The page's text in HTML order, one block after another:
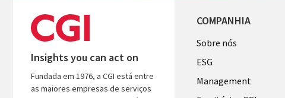
Insights you can act on
Fundada em 1976, a CGI está entre
as maiores empresas de serviços
COMPANHIA
Useful
links
PORTUGAL
Sobre nós
ESG
Management